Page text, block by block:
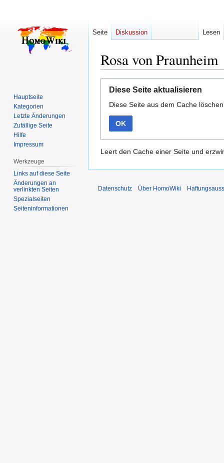
Rosa von Praunheim
Navigation
springen
Suche
springen
Diese Seite aktualisieren
Diese Seite aus dem Cache
OK
Leert den Cache einer Seite und
Seite Diskussion Lesen
Hauptseite
Kategorien
Letzte Änderungen
Zufällige Seite
Hilfe
Impressum
Werkzeuge
Links auf diese Seite
Änderungen an
verlinkten Seiten
Spezialseiten
Seiten­­informationen
Datenschutz Über HomoWiki